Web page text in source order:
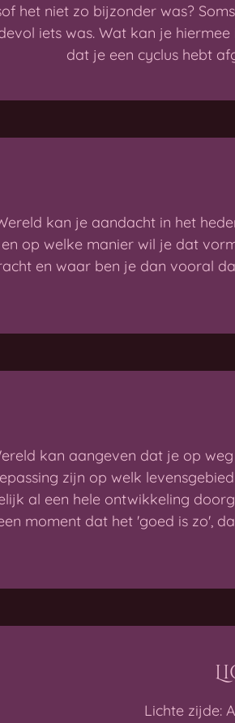
het niet zo bijzonder was?
iets was. Wat kan je
dat je een cyclus hebt
kan je aandacht in het
op welke manier wil je dat
en waar ben je dan vooral
kan aangeven dat je op
zijn op welk
al een hele ontwikkeling
moment dat het 'goed is zo',
Lichte zijde: